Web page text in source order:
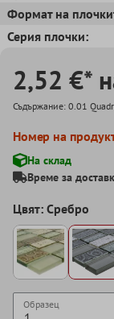
Формат на
Серия плочки:
2,52 €*
Съдържание: 0.01
Номер на
На склад
Време за
Цвят: Сребро
Образец